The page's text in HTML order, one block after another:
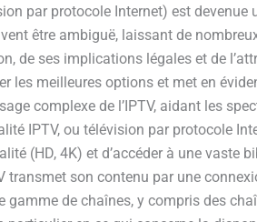
par protocole Internet) est
être ambiguë, laissant de
de ses implications légales et de
les meilleures options et met en
complexe de l’IPTV, aidant les
IPTV, ou télévision par protocole
(HD, 4K) et d’accéder à une vaste
son contenu par une
de chaînes, y compris des